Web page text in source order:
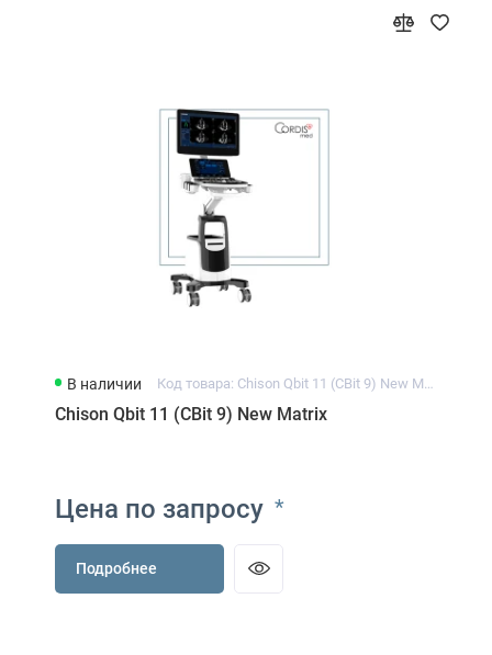
В наличии
Chison Qbit 11 (CBit 9) New Matrix
Цена по запросу *
Подробнее